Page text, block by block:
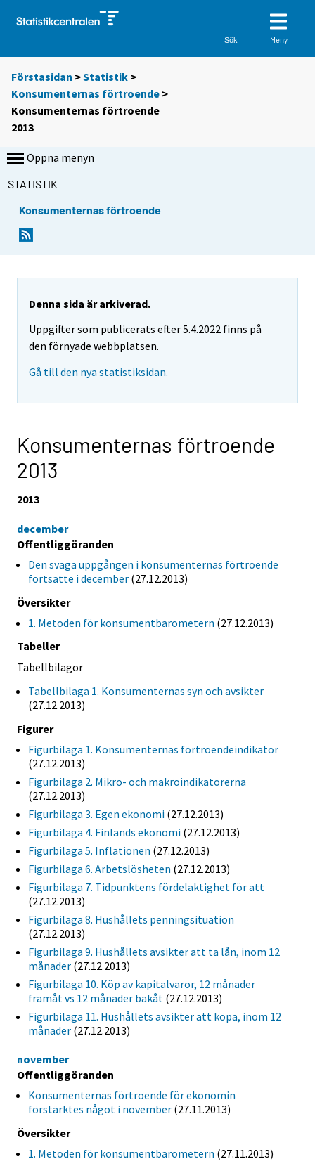
Sök Meny
Förstasidan >Statistik >
Konsumenternas förtroende >
Konsumenternas förtroende
2013
Öppna menyn
STATISTIK
Konsumenternas förtroende
Denna sida är arkiverad.
Uppgifter som publicerats efter 5.4.2022 finns på
den förnyade webbplatsen.
Gå till den nya statistiksidan.
Konsumenternas förtroende
2013
2013
december
Offentliggöranden
Den svaga uppgången i konsumenternas förtroende
fortsatte i december (27.12.2013)
Översikter
1. Metoden för konsumentbarometern (27.12.2013)
Tabeller
Tabellbilagor
Tabellbilaga 1. Konsumenternas syn och avsikter
(27.12.2013)
Figurer
Figurbilaga 1. Konsumenternas förtroendeindikator
(27.12.2013)
Figurbilaga 2. Mikro- och makroindikatorerna
(27.12.2013)
Figurbilaga 3. Egen ekonomi (27.12.2013)
Figurbilaga 4. Finlands ekonomi (27.12.2013)
Figurbilaga 5. Inflationen (27.12.2013)
Figurbilaga 6. Arbetslösheten (27.12.2013)
Figurbilaga 7. Tidpunktens fördelaktighet för att
(27.12.2013)
Figurbilaga 8. Hushållets penningsituation
(27.12.2013)
Figurbilaga 9. Hushållets avsikter att ta lån, inom 12
månader (27.12.2013)
Figurbilaga 10. Köp av kapitalvaror, 12 månader
framåt vs 12 månader bakåt (27.12.2013)
Figurbilaga 11. Hushållets avsikter att köpa, inom 12
månader (27.12.2013)
november
Offentliggöranden
Konsumenternas förtroende för ekonomin
förstärktes något i november (27.11.2013)
Översikter
1. Metoden för konsumentbarometern (27.11.2013)